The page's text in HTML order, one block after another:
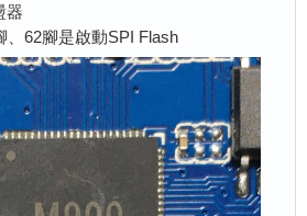
器
、62腳是啟動SPI Flash